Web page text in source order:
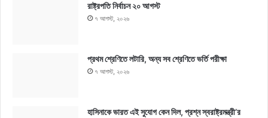
রাষ্ট্রপতি নির্বাচন ২০ আগস্ট
৭ আগস্ট, ২০২৬
প্রথম শ্রেণিতে লটারি, অন্য সব শ্রেণিতে ভর্তি পরীক্ষা
৭ আগস্ট, ২০২৬
হাসিনাকে ভারত এই সুযোগ কেন দিল, প্রশ্ন স্বরাষ্ট্রমন্ত্রী’র